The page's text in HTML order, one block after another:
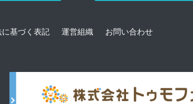
基づく表記 運営組織 お問い合わせ